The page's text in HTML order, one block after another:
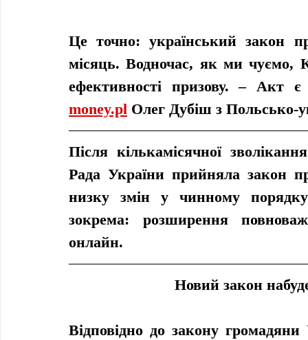
Це точно: український закон
місяць. Водночас, як ми чуємо,
money.pl Олег Дубіш з Польсько-
Після кількамісячної
Рада України прийняла закон
низку змін у чинному порядку
зокрема: розширення
онлайн.
Новий закон
Відповідно до закону